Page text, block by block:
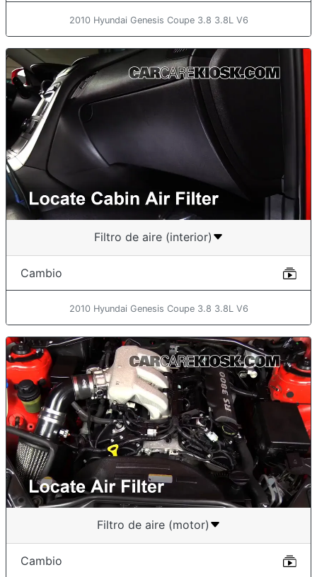
2010 Hyundai Genesis Coupe 3.8 3.8L V6
Filtro de aire (interior)
Cambio
2010 Hyundai Genesis Coupe 3.8 3.8L V6
Filtro de aire (motor)
Cambio